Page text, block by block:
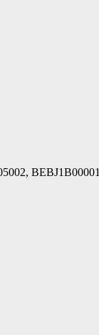
BEBJ1B00001